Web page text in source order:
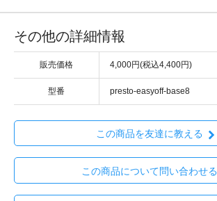
その他の詳細情報
販売価格 4,000円(税込4,400円)
型番 presto-easyoff-base8
この商品を友達に教える
この商品について問い合わせる